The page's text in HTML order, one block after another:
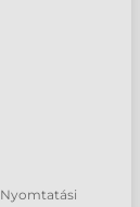
Nyomtatási